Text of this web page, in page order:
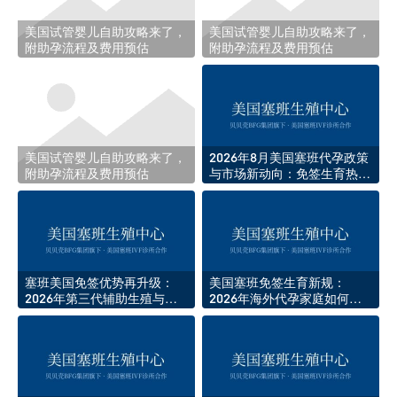
美国试管婴儿自助攻略来了，
附助孕流程及费用预估
美国试管婴儿自助攻略来了，
附助孕流程及费用预估
美国试管婴儿自助攻略来了，
附助孕流程及费用预估
2026年8月美国塞班代孕政策
与市场新动向：免签生育热度
持续攀升
塞班美国免签优势再升级：
2026年第三代辅助生殖与代
孕新政解析
美国塞班免签生育新规：
2026年海外代孕家庭如何高
效赴美